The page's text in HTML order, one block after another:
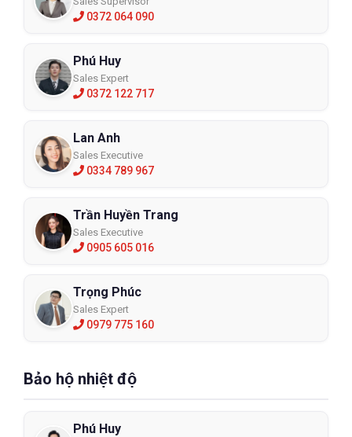
0372 064 090
Phú Huy
Sales Expert
0372 122 717
Lan Anh
Sales Executive
0334 789 967
Trần Huyền Trang
Sales Executive
0905 605 016
Trọng Phúc
Sales Expert
0979 775 160
Bảo hộ nhiệt độ
Phú Huy